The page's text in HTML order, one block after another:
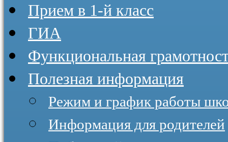
Прием в 1-й класс
ГИА
Функциональная
Полезная информация
Режим и график работы
Информация для родителей